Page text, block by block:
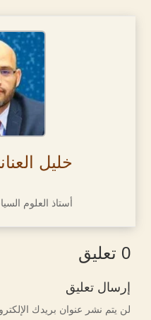
خليل
أستاذ العلوم
0 تعليق
إرسال تعليق
لن يتم نشر عنوان بريدك